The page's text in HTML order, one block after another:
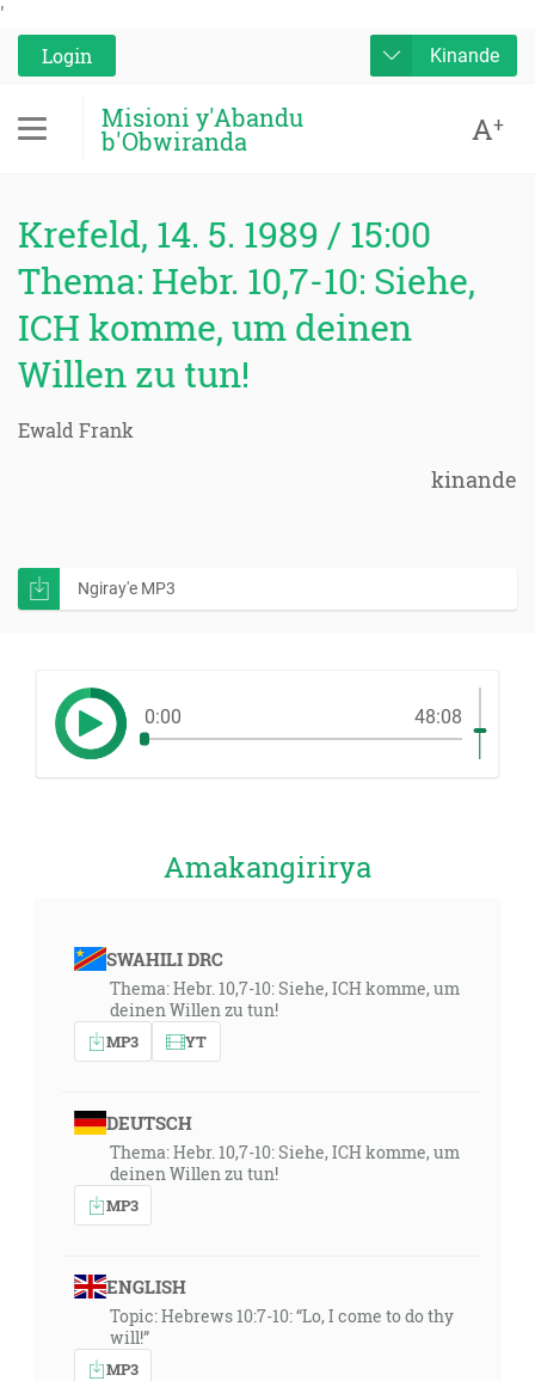
'
Login
Kinande
Misioni y'Abandu
b'Obwiranda A+
Krefeld, 14. 5. 1989 / 15:00
Thema: Hebr. 10,7-10: Siehe,
ICH komme, um deinen
Willen zu tun!
Ewald Frank
kinande
Ngiray'e MP3
0:00 48:08
Amakangirirya
SWAHILI DRC
Thema: Hebr. 10,7-10: Siehe, ICH komme, um
deinen Willen zu tun!
MP3 YT
DEUTSCH
Thema: Hebr. 10,7-10: Siehe, ICH komme, um
deinen Willen zu tun!
MP3
ENGLISH
Topic: Hebrews 10:7-10: “Lo, I come to do thy
will!”
MP3